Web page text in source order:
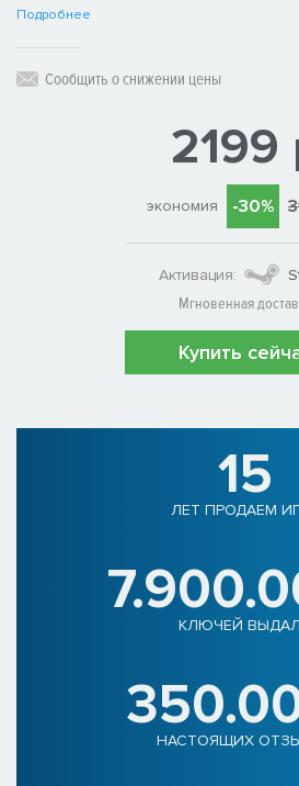
Подробнее
Сообщить о снижении цены
2199
экономия -30%
Активация:
Мгновенная
Купить
15
ЛЕТ ПРОДАЕМ
КЛЮЧЕЙ
НАСТОЯЩИХ